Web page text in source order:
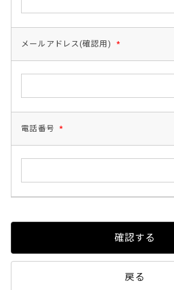
メールアドレス(確認用) *
電話番号 *
確認する
戻る